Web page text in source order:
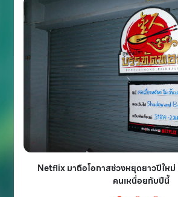
Netflix มาถือโอกาสช่วงหยุดยาวปีใหม่
คนเหนื่อยกับปีนี้